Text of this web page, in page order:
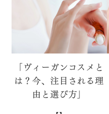
「ヴィーガンコスメと
は？今、注目される理
由と選び方」